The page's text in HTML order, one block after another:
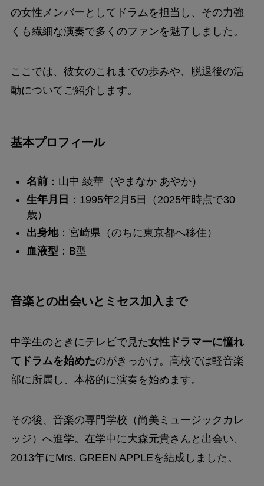
の女性メンバーとしてドラムを担当し、その力強
くも繊細な演奏で多くのファンを魅了しました。
ここでは、彼女のこれまでの歩みや、脱退後の活
動についてご紹介します。
基本プロフィール
名前：山中 綾華（やまなか あやか）
生年月日 ：1995年2月5日（2025年時点で30
歳）
出身地：宮崎県（のちに東京都へ移住）
血液型 ：B型
音楽との出会いとミセス加入まで
中学生のときにテレビで見た女性ドラマーに憧れ
てドラムを始めたのがきっかけ。高校では軽音楽
部に所属し、本格的に演奏を始めます。
その後、音楽の専門学校（尚美ミュージックカレ
ッジ）へ進学。在学中に大森元貴さんと出会い、
2013年にMrs. GREEN APPLEを結成しました。